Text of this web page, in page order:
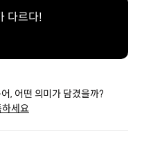
다르다!
, 어떤 의미가 담겼을까?
세요